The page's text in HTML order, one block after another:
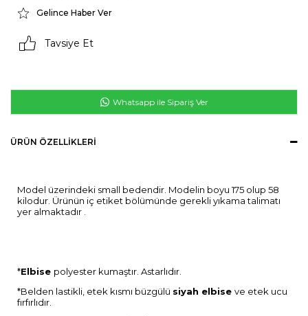
Gelince Haber Ver
Tavsiye Et
Whatsapp ile Sipariş Ver
ÜRÜN ÖZELLIKLERI
Model üzerindeki small bedendir. Modelin boyu 175 olup 58
kilodur. Ürünün iç etiket bölümünde gerekli yıkama talimatı
yer almaktadır .
*Elbise polyester kumaştır. Astarlıdır.
*Belden lastikli, etek kısmı büzgülü siyah elbise ve etek ucu
fırfırlıdır.